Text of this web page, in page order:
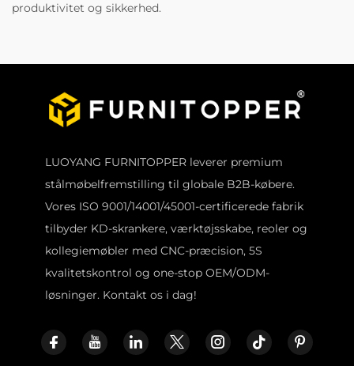
produktivitet og sikkerhed.
LUOYANG FURNITOPPER leverer premium
stålmøbelfremstilling til globale B2B-købere.
Vores ISO 9001/14001/45001-certificerede fabrik
tilbyder KD-skrankere, værktøjsskabe, reoler og
kollegiemøbler med CNC-præcision, 5S
kvalitetskontrol og one-stop OEM/ODM-
løsninger. Kontakt os i dag!